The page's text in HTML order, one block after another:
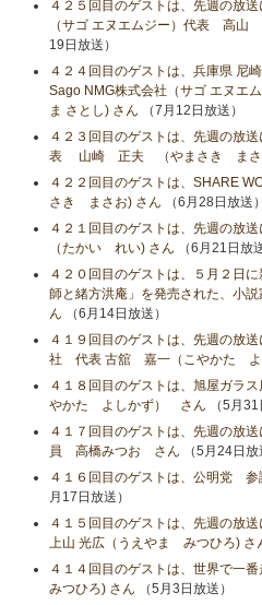
４２５回目のゲストは、先週の放
（サゴ エヌエムジー）代表 高山
19日放送）
４２４回目のゲストは、兵庫県 尼
Sago NMG株式会社（サゴ エヌ
ま さとし) さん （7月12日放送）
４２３回目のゲストは、先週の放
表 山崎 正夫 （やまさき まさ
４２２回目のゲストは、SHARE
さき まさお) さん （6月28日放送）
４２１回目のゲストは、先週の
（たかい れい) さん （6月21日放
４２０回目のゲストは、５月２日
師と緒方洪庵」を発売された、
ん （6月14日放送）
４１９回目のゲストは、先週の放
社 代表 古舘 嘉一（こやかた
４１８回目のゲストは、旭屋ガラ
やかた よしかず） さん （5月31
４１７回目のゲストは、先週の放
員 高橋みつお さん （5月24日放
４１６回目のゲストは、公明党
月17日放送）
４１５回目のゲストは、先週の放
上山 光広（うえやま みつひろ) さ
４１４回目のゲストは、世界で一
みつひろ) さん （5月3日放送）